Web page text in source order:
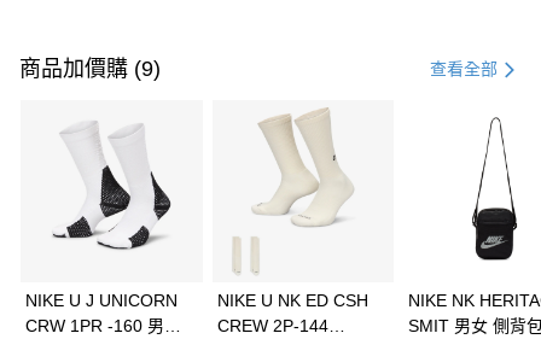
信用卡一次付款
3 期 0 利率 每期 21家銀行
合作金庫商業銀行
第一商業銀行
華南商業銀行
彰化商業銀行
上海商業儲蓄銀行
Apple Pay
全盈+PAY
商品加價購 (9) 查看全部
NIKE U J UNICORN
CRW 1PR -160 男女
NIKE U NK ED CSH
CREW 2P-144
NIKE NK
SMIT 男女 側背